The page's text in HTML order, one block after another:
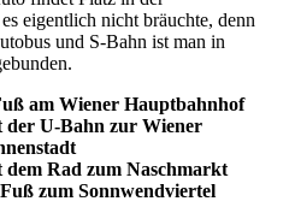
eigentlich nicht bräuchte, denn
und S-Bahn ist man in
am Wiener Hauptbahnhof
der U-Bahn zur Wiener
dem Rad zum Naschmarkt
zum Sonnwendviertel